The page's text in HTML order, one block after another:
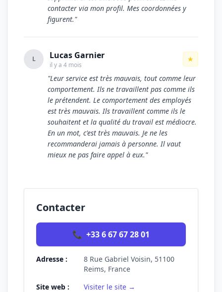
contacter via mon profil. Mes coordonnées y
figurent."
L Lucas Garnier
il y a 4 mois
★
"Leur service est très mauvais, tout comme leur
comportement. Ils ne travaillent pas comme ils
le prétendent. Le comportement des employés
est très mauvais. Ils travaillent comme ils le
souhaitent et la qualité du travail est médiocre.
En un mot, c'est très mauvais. Je ne les
recommanderai jamais à personne. Il vaut
mieux ne pas faire appel à eux."
Contacter
📞 +33 6 67 67 28 01
Adresse :
8 Rue Gabriel Voisin, 51100
Reims, France
Site web :
Visiter le site →